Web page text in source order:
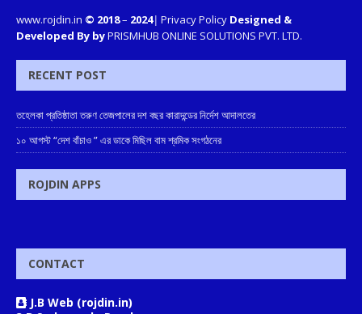
www.rojdin.in © 2018– 2024| Privacy Policy Designed &
Developed By byPRISMHUB ONLINE SOLUTIONS PVT. LTD.
RECENT POST
তহেলকা প্রতিষ্ঠাতা তরুণ তেজপালের দশ বছর কারাদন্ডের নির্দেশ আদালতের
১০ আগস্ট “দেশ বাঁচাও ” এর ডাকে মিছিল বাম শ্রমিক সংগঠনের
ROJDIN APPS
CONTACT
J.B Web (rojdin.in)